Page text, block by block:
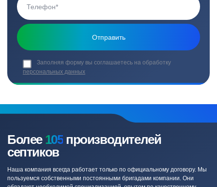
Заполняя форму вы соглашаетесь на обработку
персональных данных
Более 105 производителей
септиков
Наша компания всегда работает только по официальному договору. Мы
пользуемся собственными постоянными бригадами компании. Они